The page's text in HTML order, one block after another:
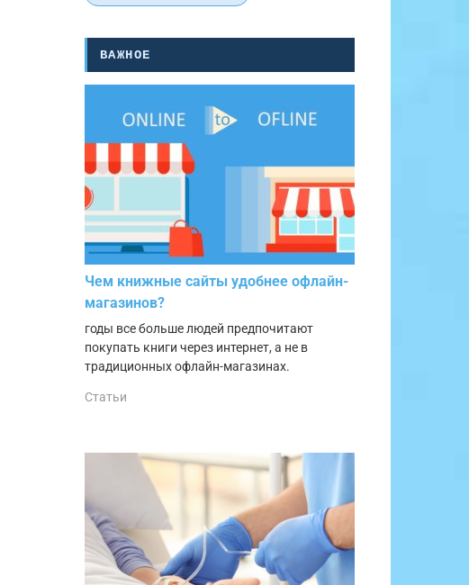
ВАЖНОЕ
Чем книжные сайты удобнее офлайн-
магазинов?
годы все больше людей предпочитают
покупать книги через интернет, а не в
традиционных офлайн-магазинах.
Статьи